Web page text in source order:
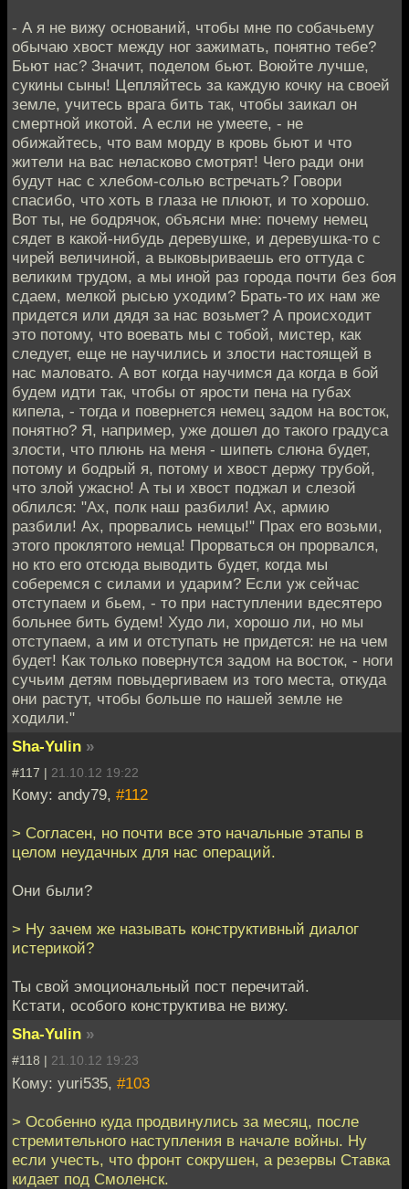
- А я не вижу оснований, чтобы мне по собачьему
обычаю хвост между ног зажимать, понятно тебе?
Бьют нас? Значит, поделом бьют. Воюйте лучше,
сукины сыны! Цепляйтесь за каждую кочку на своей
земле, учитесь врага бить так, чтобы заикал он
смертной икотой. А если не умеете, - не
обижайтесь, что вам морду в кровь бьют и что
жители на вас неласково смотрят! Чего ради они
будут нас с хлебом-солью встречать? Говори
спасибо, что хоть в глаза не плюют, и то хорошо.
Вот ты, не бодрячок, объясни мне: почему немец
сядет в какой-нибудь деревушке, и деревушка-то с
чирей величиной, а выковыриваешь его оттуда с
великим трудом, а мы иной раз города почти без боя
сдаем, мелкой рысью уходим? Брать-то их нам же
придется или дядя за нас возьмет? А происходит
это потому, что воевать мы с тобой, мистер, как
следует, еще не научились и злости настоящей в
нас маловато. А вот когда научимся да когда в бой
будем идти так, чтобы от ярости пена на губах
кипела, - тогда и повернется немец задом на восток,
понятно? Я, например, уже дошел до такого градуса
злости, что плюнь на меня - шипеть слюна будет,
потому и бодрый я, потому и хвост держу трубой,
что злой ужасно! А ты и хвост поджал и слезой
облился: "Ах, полк наш разбили! Ах, армию
разбили! Ах, прорвались немцы!" Прах его возьми,
этого проклятого немца! Прорваться он прорвался,
но кто его отсюда выводить будет, когда мы
соберемся с силами и ударим? Если уж сейчас
отступаем и бьем, - то при наступлении вдесятеро
больнее бить будем! Худо ли, хорошо ли, но мы
отступаем, а им и отступать не придется: не на чем
будет! Как только повернутся задом на восток, - ноги
сучьим детям повыдергиваем из того места, откуда
они растут, чтобы больше по нашей земле не
ходили."
Sha-Yulin »
#117 | 21.10.12 19:22
Кому: andy79, #112
> Согласен, но почти все это начальные этапы в
целом неудачных для нас операций.
Они были?
> Ну зачем же называть конструктивный диалог
истерикой?
Ты свой эмоциональный пост перечитай.
Кстати, особого конструктива не вижу.
Sha-Yulin »
#118 | 21.10.12 19:23
Кому: yuri535, #103
> Особенно куда продвинулись за месяц, после
стремительного наступления в начале войны. Ну
если учесть, что фронт сокрушен, а резервы Ставка
кидает под Смоленск.